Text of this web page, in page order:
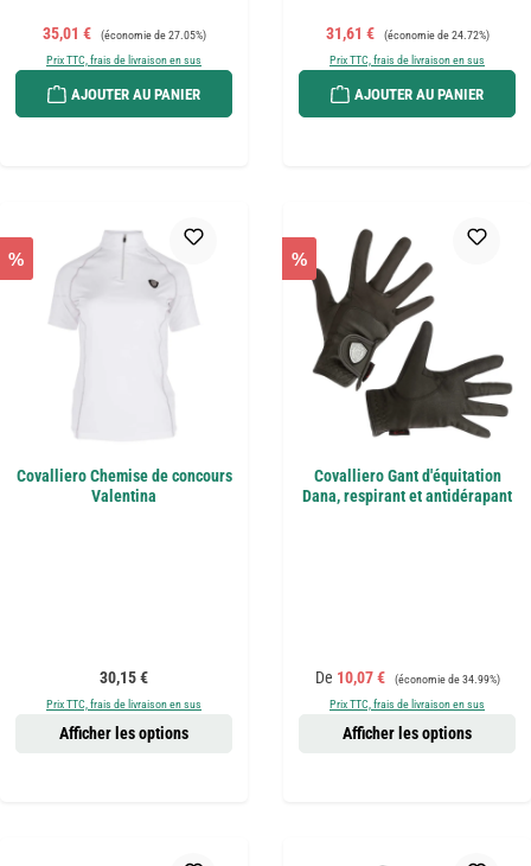
Prix de vente :
35,01 € Prix régulier :
(économie de 27.05%)
Prix TTC, frais de livraison en sus
AJOUTER AU PANIER
Prix de vente :
31,61 € Prix régulier :
(économie de 24.72%)
Prix TTC, frais de livraison en sus
AJOUTER AU PANIER
%
Covalliero Chemise de concours
Valentina
Prix régulier :
30,15 €
Prix TTC, frais de livraison en sus
Afficher les options
%
Covalliero Gant d'équitation
Dana, respirant et antidérapant
Prix de vente :
De 10,07 € Prix régulier :
(économie de 34.99%)
Prix TTC, frais de livraison en sus
Afficher les options